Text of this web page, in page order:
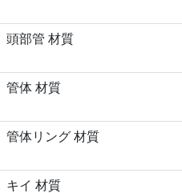
頭部管 材質
管体 材質
管体リング 材質
キイ 材質